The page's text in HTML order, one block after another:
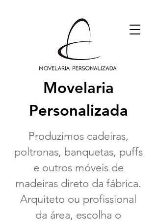
Movelaria
Personalizada
Produzimos cadeiras,
poltronas, banquetas, puffs
e outros móveis de
madeiras direto da fábrica.
Arquiteto ou profissional
da área, escolha o